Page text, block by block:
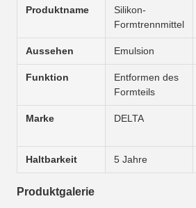
Produktname
Silikon-
Formtrennmittel
Aussehen Emulsion
Funktion
Entformen des
Formteils
Marke DELTA
Haltbarkeit 5 Jahre
Produktgalerie